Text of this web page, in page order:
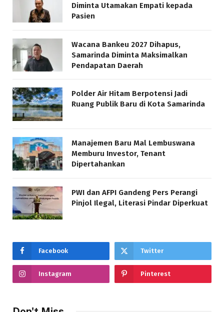
Diminta Utamakan Empati kepada
Pasien
Wacana Bankeu 2027 Dihapus,
Samarinda Diminta Maksimalkan
Pendapatan Daerah
Polder Air Hitam Berpotensi Jadi
Ruang Publik Baru di Kota Samarinda
Manajemen Baru Mal Lembuswana
Memburu Investor, Tenant
Dipertahankan
PWI dan AFPI Gandeng Pers Perangi
Pinjol Ilegal, Literasi Pindar Diperkuat
Facebook Twitter
Instagram Pinterest